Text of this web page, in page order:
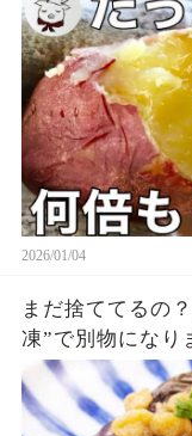
2026/01/04
まだ捨ててるの
凍”で別物になり